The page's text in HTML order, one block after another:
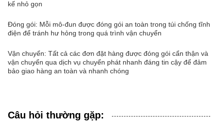
kế nhỏ gọn
Đóng gói: Mỗi mô-đun được đóng gói an toàn trong túi chống tĩnh
điện để tránh hư hỏng trong quá trình vận chuyển
Vận chuyển: Tất cả các đơn đặt hàng được đóng gói cẩn thận và
vận chuyển qua dịch vụ chuyển phát nhanh đáng tin cậy để đảm
bảo giao hàng an toàn và nhanh chóng
Câu hỏi thường gặp: